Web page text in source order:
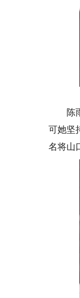
陈雨
可她坚
名将山